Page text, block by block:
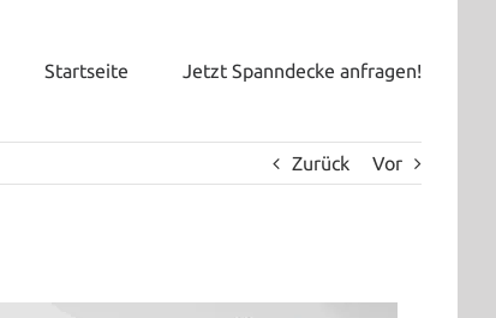
Startseite Jetzt Spanndecke anfragen!
Zurück Vor